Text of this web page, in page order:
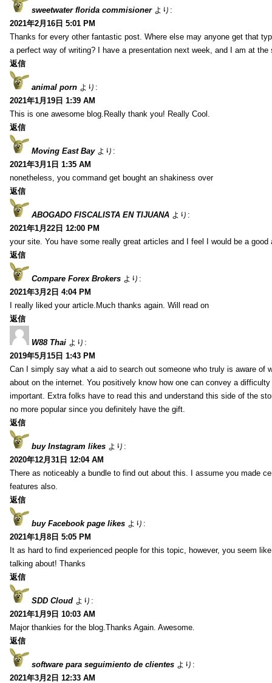
sweetwater florida commisioner より:
2021年2月16日 5:01 PM
Thanks for every other fantastic post. Where else may anyone get that
a perfect way of writing? I have a presentation next week, and I am at the
返信
animal porn より:
2021年1月19日 1:39 AM
This is one awesome blog.Really thank you! Really Cool.
返信
Moving East Bay より:
2021年3月1日 1:35 AM
nonetheless, you command get bought an shakiness over
返信
ABOGADO FISCALISTA EN TIJUANA より:
2021年1月22日 12:00 PM
your site. You have some really great articles and I feel I would be a good
返信
Compare Forex Brokers より:
2021年3月2日 4:04 PM
I really liked your article.Much thanks again. Will read on
返信
W88 Thai より:
2019年5月15日 1:43 PM
Can I simply say what a aid to search out someone who truly is aware of
about on the internet. You positively know how one can convey a
important. Extra folks have to read this and understand this side of the
no more popular since you definitely have the gift.
返信
buy Instagram likes より:
2020年12月31日 12:04 AM
There as noticeably a bundle to find out about this. I assume you made
features also.
返信
buy Facebook page likes より:
2021年1月8日 5:05 PM
It as hard to find experienced people for this topic, however, you seem
talking about! Thanks
返信
SDD Cloud より:
2021年1月9日 10:03 AM
Major thankies for the blog.Thanks Again. Awesome.
返信
software para seguimiento de clientes より:
2021年3月2日 12:33 AM